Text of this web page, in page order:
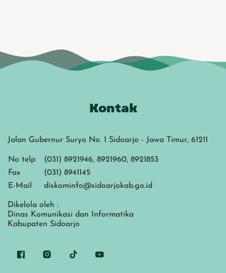
Kontak
Jalan Gubernur Suryo No. 1 Sidoarjo - Jawa Timur, 61211
No telp
(031) 8921946, 8921960, 8921853
Fax
(031) 8941145
E-Mail
diskominfo@sidoarjokab.go.id
Dikelola oleh :
Dinas Komunikasi dan Informatika
Kabupaten Sidoarjo